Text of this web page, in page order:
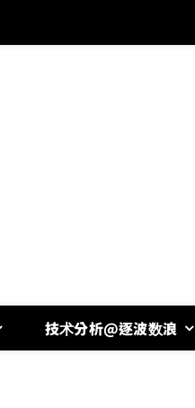
技术分析@逐波数浪